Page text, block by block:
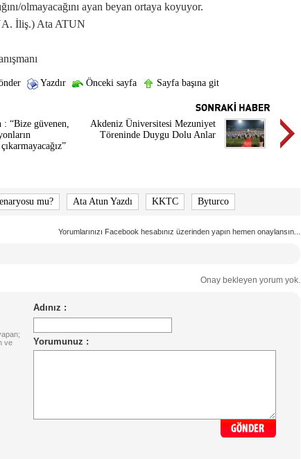
olmayacağını ayan beyan ortaya koyuyor.
İliş.) Ata ATUN
Yazdır Önceki sayfa Sayfa başına git
: “Bize güvenen,
Akdeniz Üniversitesi Mezuniyet
Töreninde Duygu Dolu Anlar
mu? Ata Atun Yazdı KKTC Byturco
Yorumlarınızı Facebook hesabınız üzerinden yapın hemen onaylansın...
Onay bekleyen yorum yok.
ve